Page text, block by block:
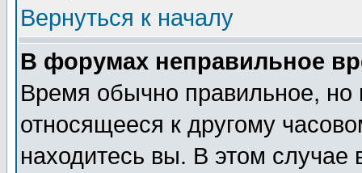
Вернуться к началу
В форумах неправильное
Время обычно правильное,
относящееся к другому
находитесь вы. В этом